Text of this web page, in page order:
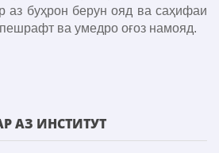
аз буҳрон берун ояд ва саҳифаи
ва умедро оғоз намояд.
АЗ ИНСТИТУТ